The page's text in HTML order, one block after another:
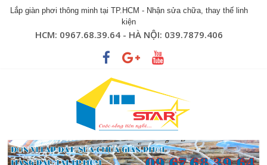
Lắp giàn phơi thông minh tại TP.HCM - Nhận sửa chữa, thay thế linh
kiện
HCM: 0967.68.39.64 - HÀ NỘI: 039.7879.406